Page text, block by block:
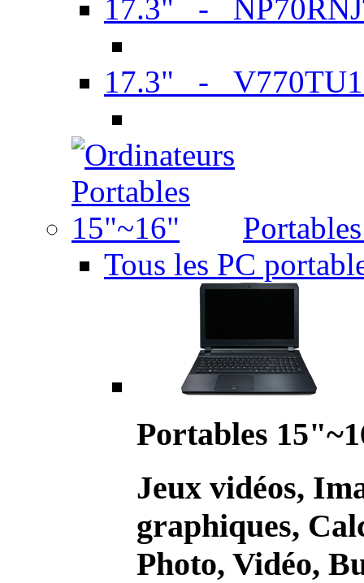
17.3" -
17.3" -
Tous les PC
Portables
Jeux vidéos,
graphiques,
Photo, Vidéo,